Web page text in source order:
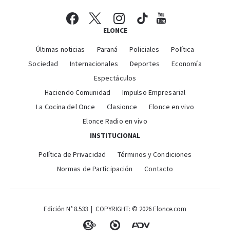
ELONCE
Últimas noticias Paraná Policiales
Política
Sociedad
Internacionales Deportes
Economía
Espectáculos
Haciendo Comunidad
Impulso Empresarial
La Cocina del Once
Clasionce
Elonce en vivo
Elonce Radio en vivo
INSTITUCIONAL
Política de Privacidad
Términos y Condiciones
Normas de Participación
Contacto
Edición N° 8.533 | COPYRIGHT: © 2026 Elonce.com